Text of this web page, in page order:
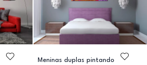
Meninas duplas pintando